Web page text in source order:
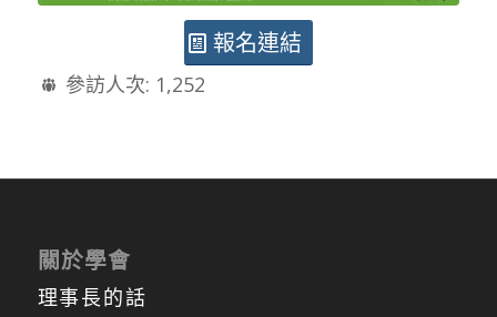
報名連結
參訪人次: 1,252
關於學會
理事長的話